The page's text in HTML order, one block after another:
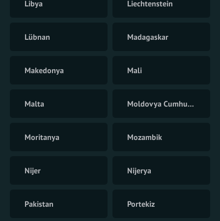
Libya Liechtenstein
Lübnan Madagaskar
Makedonya Mali
Malta Moldovya Cumhuriyeti
Moritanya Mozambik
Nijer Nijerya
Pakistan Portekiz